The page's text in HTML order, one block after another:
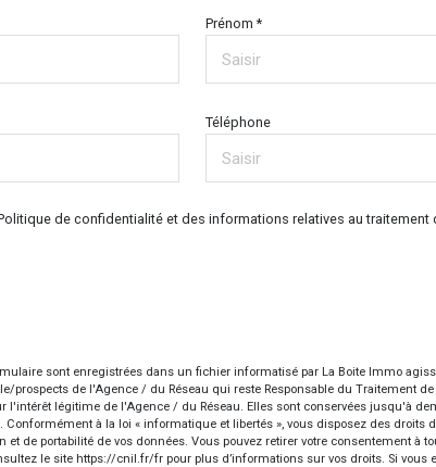
Prénom *
Téléphone
de confidentialité et des informations relatives au traitement
sont enregistrées dans un fichier informatisé par La Boite Immo
prospects de l'Agence / du Réseau qui reste Responsable du Traitement
l'intérêt légitime de l'Agence / du Réseau. Elles sont conservées jusqu'à
à la loi « informatique et libertés », vous disposez des droits
et de portabilité de vos données. Vous pouvez retirer votre consentement à
le site https://cnil.fr/frpour plus d’informations sur vos droits. Si vous